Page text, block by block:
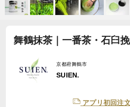
舞鶴抹茶｜一番茶・石臼挽
京都府舞鶴市
SUIEN.
アプリ初回注